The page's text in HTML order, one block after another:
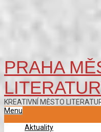
PRAHA
KREATIVNÍ MĚSTO
Primary
Menu
Aktuality